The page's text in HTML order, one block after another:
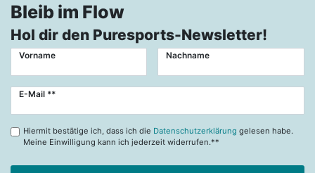
Bleib im Flow
Hol dir den Puresports-Newsletter!
Vorname Nachname
E-Mail **
Newsletter
Hiermit bestätige ich, dass ich die Datenschutzerklärung gelesen habe.
Meine Einwilligung kann ich jederzeit widerrufen.**